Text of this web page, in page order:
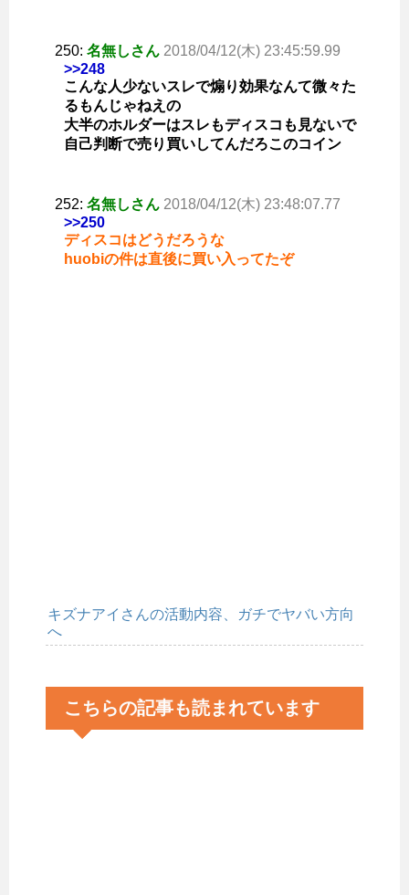
250: 名無しさん 2018/04/12(木) 23:45:59.99
>>248
こんな人少ないスレで煽り効果なんて微々た
るもんじゃねえの
大半のホルダーはスレもディスコも見ないで
自己判断で売り買いしてんだろこのコイン
252: 名無しさん 2018/04/12(木) 23:48:07.77
>>250
ディスコはどうだろうな
huobiの件は直後に買い入ってたぞ
キズナアイさんの活動内容、ガチでヤバい方向
へ
こちらの記事も読まれています